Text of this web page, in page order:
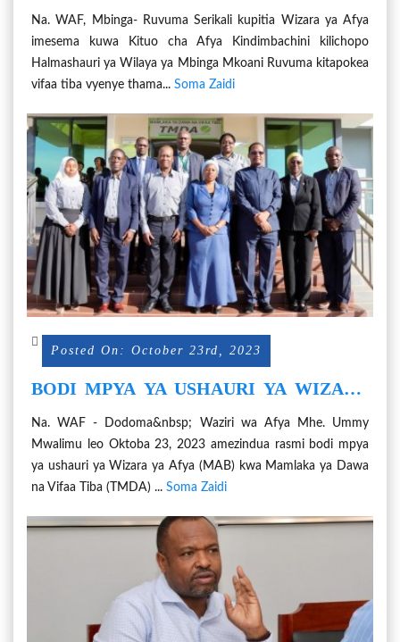
Na. WAF, Mbinga- Ruvuma Serikali kupitia Wizara ya Afya
imesema kuwa Kituo cha Afya Kindimbachini kilichopo
Halmashauri ya Wilaya ya Mbinga Mkoani Ruvuma kitapokea
vifaa tiba vyenye thama... Soma Zaidi
Posted On: October 23rd, 2023
BODI MPYA YA USHAURI YA WIZARA
YAZINDULIWA
Na. WAF - Dodoma&nbsp; Waziri wa Afya Mhe. Ummy
Mwalimu leo Oktoba 23, 2023 amezindua rasmi bodi mpya
ya ushauri ya Wizara ya Afya (MAB) kwa Mamlaka ya Dawa
na Vifaa Tiba (TMDA) ... Soma Zaidi